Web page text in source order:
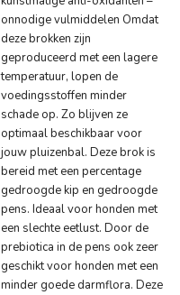
onnodige vulmiddelen Omdat
deze brokken zijn
geproduceerd met een lagere
temperatuur, lopen de
voedingsstoffen minder
schade op. Zo blijven ze
optimaal beschikbaar voor
jouw pluizenbal. Deze brok is
bereid met een percentage
gedroogde kip en gedroogde
pens. Ideaal voor honden met
een slechte eetlust. Door de
prebiotica in de pens ook zeer
geschikt voor honden met een
minder goede darmflora. Deze